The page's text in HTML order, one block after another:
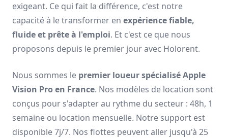
exigeant. Ce qui fait la différence, c'est notre
capacité à le transformer en expérience fiable,
fluide et prête à l'emploi. Et c'est ce que nous
proposons depuis le premier jour avec Holorent.
Nous sommes le premier loueur spécialisé Apple
Vision Pro en France. Nos modèles de location sont
conçus pour s'adapter au rythme du secteur : 48h, 1
semaine ou location mensuelle. Notre support est
disponible 7j/7. Nos flottes peuvent aller jusqu'à 25